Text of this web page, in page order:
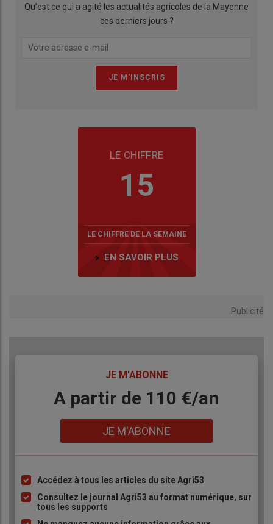
Qu’est ce qui a agité les actualités agricoles de la Mayenne
ces derniers jours ?
LE CHIFFRE
15
LE CHIFFRE DE LA SEMAINE
EN SAVOIR PLUS
Publicité
JE M'ABONNE
BodyA partir de 110 €/an
JE M'ABONNE
Liste
à
puce
Accédez à tous les articles du site Agri53
Consultez le journal Agri53 au format numérique, sur
tous les supports